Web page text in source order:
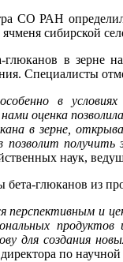
СО РАН
сибирской
глюканов в зерне
Специалисты
в
оценка
в зерне,
наук,
бета-глюканов из
перспективным и
для создания
директора по